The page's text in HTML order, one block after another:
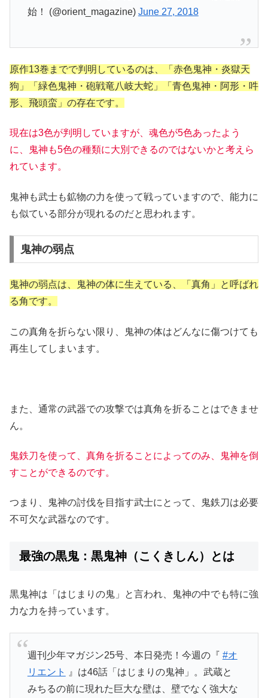
始！ (@orient_magazine) June 27, 2018
原作13巻までで判明しているのは、「赤色鬼神・炎獄天
狗」「緑色鬼神・砲戦竜八岐大蛇」「青色鬼神・阿形・吽
形、飛頭蛮」の存在です。
現在は3色が判明していますが、魂色が5色あったよう
に、鬼神も5色の種類に大別できるのではないかと考えら
れています。
鬼神も武士も鉱物の力を使って戦っていますので、能力に
も似ている部分が現れるのだと思われます。
鬼神の弱点
鬼神の弱点は、鬼神の体に生えている、「真角」と呼ばれ
る角です。
この真角を折らない限り、鬼神の体はどんなに傷つけても
再生してしまいます。
また、通常の武器での攻撃では真角を折ることはできませ
ん。
鬼鉄刀を使って、真角を折ることによってのみ、鬼神を倒
すことができるのです。
つまり、鬼神の討伐を目指す武士にとって、鬼鉄刀は必要
不可欠な武器なのです。
最強の黒鬼：黒鬼神（こくきしん）とは
黒鬼神は「はじまりの鬼」と言われ、鬼神の中でも特に強
力な力を持っています。
週刊少年マガジン25号、本日発売！今週の『 #オ
リエント
』は46話「はじまりの鬼神」。武蔵と
みちるの前に現れた巨大な壁は、壁でなく強大な